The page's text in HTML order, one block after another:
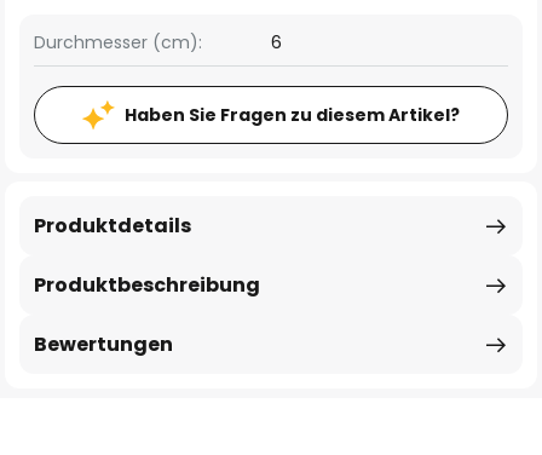
Durchmesser (cm): 6
Haben Sie Fragen zu diesem Artikel?
Produktbeschreibung
Produktdetails
Bewertungen